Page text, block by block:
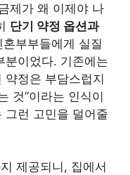
제가 왜 이제야 나
단기 약정 옵션과
혼부부들에게 실질
분이었다. 기존에는
약정은 부담스럽지
것”이라는 인식이
그런 고민을 덜어줄
제공되니, 집에서